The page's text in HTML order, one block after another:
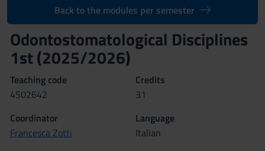
Back to the modules per semester
Odontostomatological Disciplines
1st (2025/2026)
Teaching code
4S02642
Credits
31
Coordinator
Francesca Zotti
Language
Italian